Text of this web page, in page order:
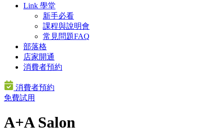
Link 學堂
新手必看
課程與說明會
常見問題FAQ
部落格
店家開通
消費者預約
消費者預約
免費試用
A+A Salon